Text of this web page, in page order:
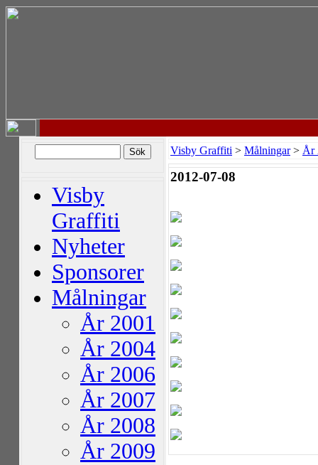
Visby
Graffiti
Nyheter
Sponsorer
Målningar
År 2001
År 2004
År 2006
År 2007
År 2008
År 2009
Visby Graffiti > Målningar> År
2012-07-08